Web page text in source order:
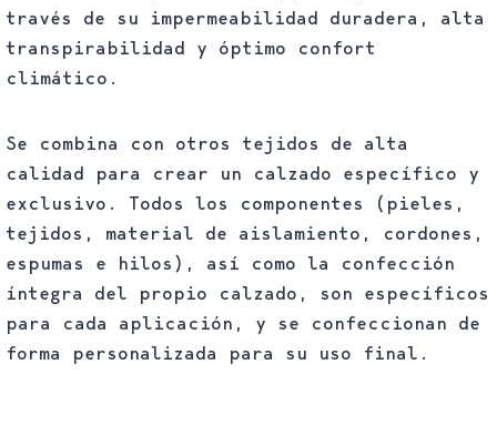
través de su impermeabilidad duradera, alta
transpirabilidad y óptimo confort
climático.
Se combina con otros tejidos de alta
calidad para crear un calzado específico y
exclusivo. Todos los componentes (pieles,
tejidos, material de aislamiento, cordones,
espumas e hilos), así como la confección
íntegra del propio calzado, son específicos
para cada aplicación, y se confeccionan de
forma personalizada para su uso final.